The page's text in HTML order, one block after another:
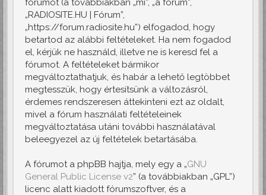
fórumot (a továbbiakban „mi”, „a fórum”,
„RADIOSITE.HU | Fórum”,
„https://forum.radiosite.hu”) elfogadod, hogy
betartod az alábbi feltételeket. Ha nem fogadod
el, kérjük ne használd, illetve ne is keresd fel a
fórumot. A feltételeket bármikor
megváltoztathatjuk, és habár a lehető legtöbbet
megtesszük, hogy értesítsünk a változásról,
érdemes rendszeresen áttekinteni ezt az oldalt,
mivel a fórum használati feltételeinek
megváltoztatása utáni további használatával
beleegyezel az új feltételek betartásába.
A fórumot a phpBB hajtja, mely egy a „GNU
General Public License v2” (a továbbiakban „GPL”)
licenc alatt kiadott fórumszoftver, és a